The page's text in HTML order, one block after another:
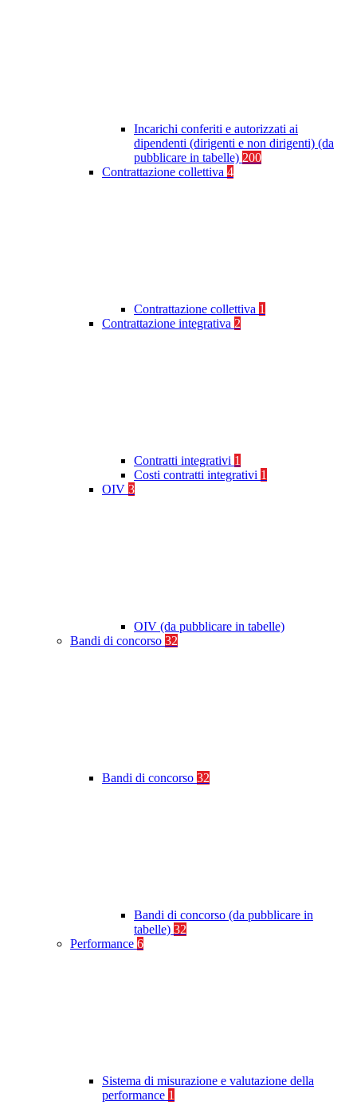
Incarichi conferiti e autorizzati ai
dipendenti (dirigenti e non dirigenti) (da
pubblicare in tabelle) 200
Contrattazione collettiva 4
Contrattazione collettiva 1
Contrattazione integrativa 2
Contratti integrativi 1
Costi contratti integrativi 1
OIV 3
OIV (da pubblicare in tabelle)
Bandi di concorso 32
Bandi di concorso 32
Bandi di concorso (da pubblicare in
tabelle) 32
Performance 6
Sistema di misurazione e valutazione della
performance 1